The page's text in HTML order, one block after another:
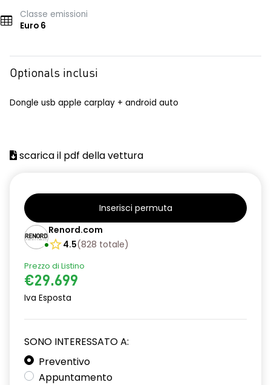
Classe emissioni
Euro 6
Optionals inclusi
Dongle usb apple carplay + android auto
scarica il pdf della vettura
Inserisci permuta
Renord.com
4.5(828 totale)
Prezzo di Listino
€29.699
Iva Esposta
SONO INTERESSATO A:
Preventivo
Appuntamento